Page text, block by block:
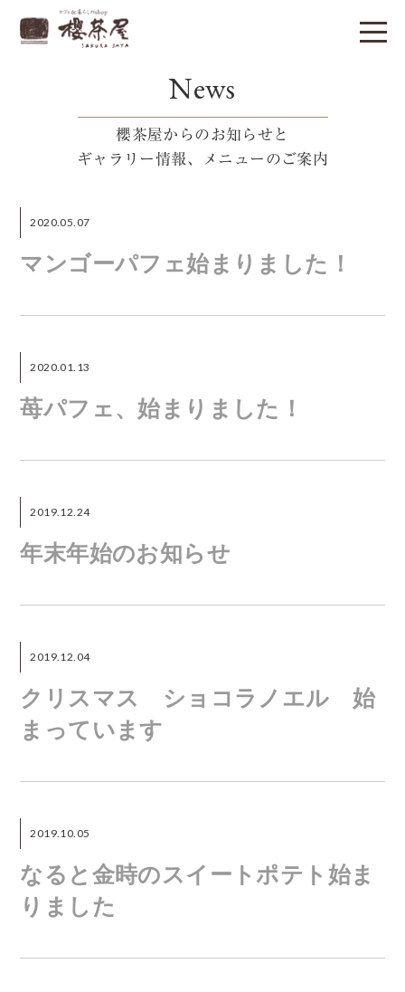
News
櫻茶屋からのお知らせと
ギャラリー情報、メニューのご案内
2020.05.07
マンゴーパフェ始まりました！
2020.01.13
苺パフェ、始まりました！
2019.12.24
年末年始のお知らせ
2019.12.04
クリスマス ショコラノエル 始
まっています
2019.10.05
なると金時のスイートポテト始ま
りました